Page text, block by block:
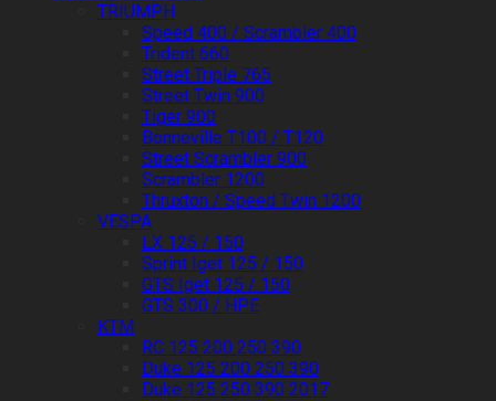
TRIUMPH
Speed 400 / Scrambler 400
Trident 660
Street Triple 765
Street Twin 900
Tiger 900
Bonneville T100 / T120
Street Scrambler 900
Scrambler 1200
Thruxton / Speed Twin 1200
VESPA
LX 125 / 150
Sprint Iget 125 / 150
GTS Iget 125 / 150
GTS 300 / HPE
KTM
RC 125 200 250 390
Duke 125 200 250 390
Duke 125 250 390 2017